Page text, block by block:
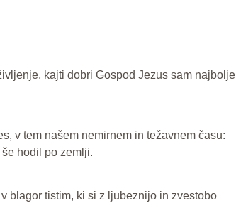
kajti dobri Gospod Jezus sam najbolje
v tem našem nemirnem in težavnem času:
hodil po zemlji.
blagor tistim, ki si z ljubeznijo in zvestobo